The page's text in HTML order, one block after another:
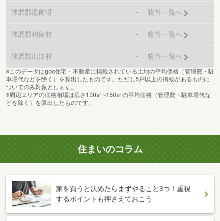
球磨郡湯前町 - 物件一覧へ
球磨郡相良村 - 物件一覧へ
球磨郡山江村 - 物件一覧へ
※このデータはgoo住宅・不動産に掲載されている土地の平均価格（管理費・駐
車場代などを除く）を算出したものです。ただし5戸以上の掲載があるものに
ついてのみ対象とします。
※周辺エリアの価格相場は広さ100㎡~150㎡の平均価格（管理費・駐車場代な
どを除く）を算出したものです。
住まいのコラム
家を買うと決めたらまずやること3つ！重視
するポイントも押さえておこう